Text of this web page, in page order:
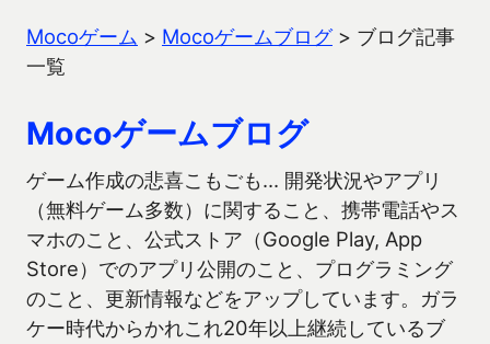
Mocoゲーム > Mocoゲームブログ> ブログ記事
一覧
Mocoゲームブログ
ゲーム作成の悲喜こもごも… 開発状況やアプリ
（無料ゲーム多数）に関すること、携帯電話やス
マホのこと、公式ストア（Google Play, App
Store）でのアプリ公開のこと、プログラミング
のこと、更新情報などをアップしています。ガラ
ケー時代からかれこれ20年以上継続しているブ